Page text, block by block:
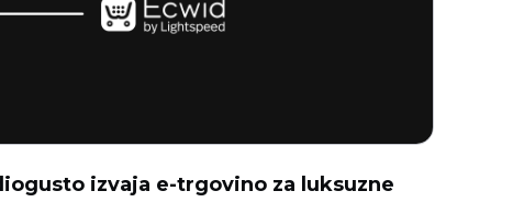
izvaja e-trgovino za luksuzne